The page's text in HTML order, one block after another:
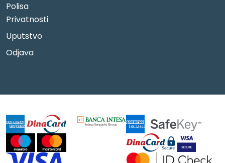
Polisa
Privatnosti
Uputstvo
Odjava